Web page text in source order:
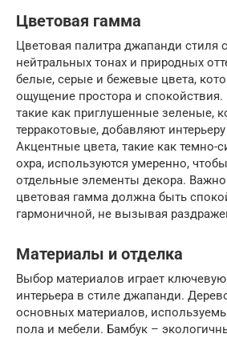
Цветовая гамма
Цветовая палитра джапанди стиля
нейтральных тонах и природных
белые, серые и бежевые цвета,
ощущение простора и
такие как приглушенные зеленые,
терракотовые, добавляют
Акцентные цвета, такие как темно-
охра, используются умеренно,
отдельные элементы декора.
цветовая гамма должна быть
гармоничной, не вызывая
Материалы и отделка
Выбор материалов играет
интерьера в стиле джапанди.
основных материалов,
пола и мебели. Бамбук –